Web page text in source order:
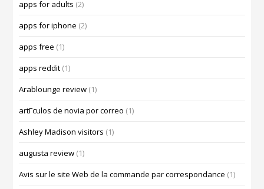
apps for adults (2)
apps for iphone (2)
apps free (1)
apps reddit (1)
Arablounge review (1)
artГ­culos de novia por correo (1)
Ashley Madison visitors (1)
augusta review (1)
Avis sur le site Web de la commande par correspondance (1)